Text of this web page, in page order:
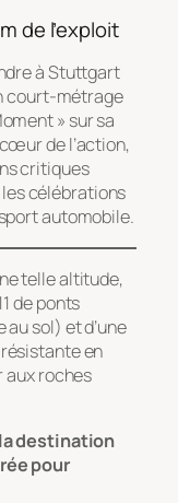
de l’exploit
à Stuttgart
court-métrage
» sur sa
de l’action,
critiques
les célébrations
automobile.
telle altitude,
de ponts
sol) et d’une
en
aux roches
destination
pour